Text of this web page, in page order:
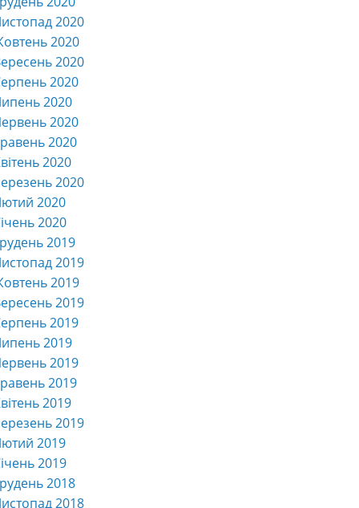
2020
2020
2020
2020
2020
2020
2020
2020
2020
2020
2020
2019
2019
2019
2019
2019
2019
2019
2019
2019
2019
2019
2019
2018
2018